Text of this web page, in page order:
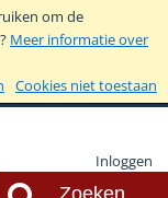
om de
Meer informatie over
Cookies niet toestaan
Inloggen